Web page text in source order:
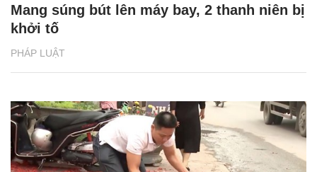
PHÁP LUẬT
Mang súng bút lên máy bay, 2 thanh niên bị
khởi tố